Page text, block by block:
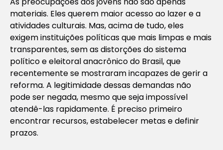
materiais. Eles querem maior acesso ao lazer e a
atividades culturais. Mas, acima de tudo, eles
exigem instituições políticas que mais limpas e mais
transparentes, sem as distorções do sistema
político e eleitoral anacrônico do Brasil, que
recentemente se mostraram incapazes de gerir a
reforma. A legitimidade dessas demandas não
pode ser negada, mesmo que seja impossível
atendê-las rapidamente. É preciso primeiro
encontrar recursos, estabelecer metas e definir
prazos.